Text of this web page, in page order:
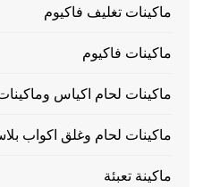
ماكينات تغليف فاكيوم
ماكينات فاكيوم
ماكينات لحام اكياس
ماكينات لحام وغلق اكواب
ماكينة تعبئة